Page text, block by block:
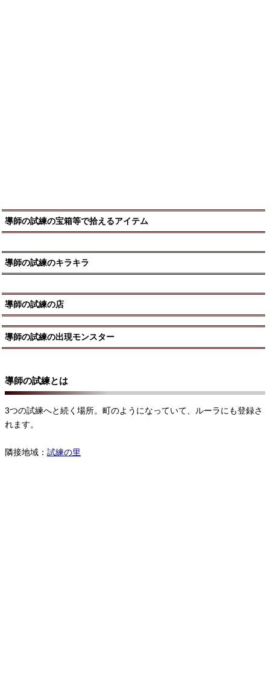
導師の試練の宝箱等で拾えるアイテム
導師の試練のキラキラ
導師の試練の店
導師の試練の出現モンスター
導師の試練とは
3つの試練へと続く場所。町のようになっていて、ルーラにも登録さ
れます。
隣接地域： 試練の里